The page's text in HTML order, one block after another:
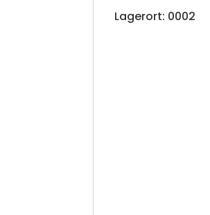
Lagerort: 0002